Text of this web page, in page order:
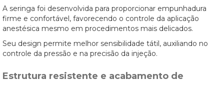
A seringa foi desenvolvida para proporcionar empunhadura
firme e confortável, favorecendo o controle da aplicação
anestésica mesmo em procedimentos mais delicados.
Seu design permite melhor sensibilidade tátil, auxiliando no
controle da pressão e na precisão da injeção.
Estrutura resistente e acabamento de